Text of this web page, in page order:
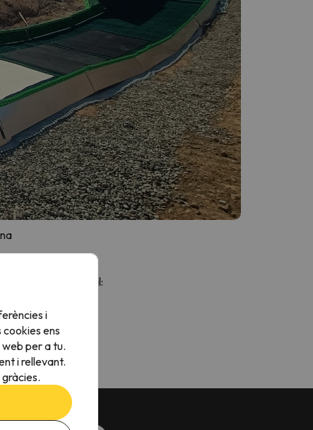
suport institucional:
i
ens
per a tu.
i rellevant.